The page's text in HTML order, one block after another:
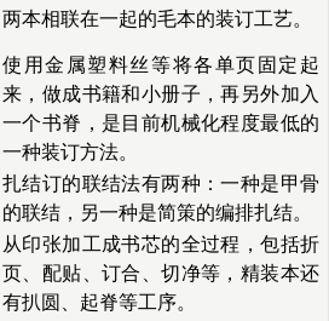
两本相联在一起的毛本的装订工艺。
使用金属塑料丝等将各单页固定起
来，做成书籍和小册子，再另外加入
一个书脊，是目前机械化程度最低的
一种装订方法。
扎结订的联结法有两种：一种是甲骨
的联结，另一种是简策的编排扎结。
从印张加工成书芯的全过程，包括折
页、配贴、订合、切净等，精装本还
有扒圆、起脊等工序。